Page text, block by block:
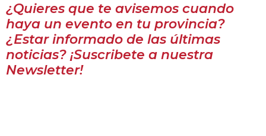
¿Quieres que te avisemos cuando
haya un evento en tu provincia?
¿Estar informado de las últimas
noticias? ¡Suscribete a nuestra
Newsletter!